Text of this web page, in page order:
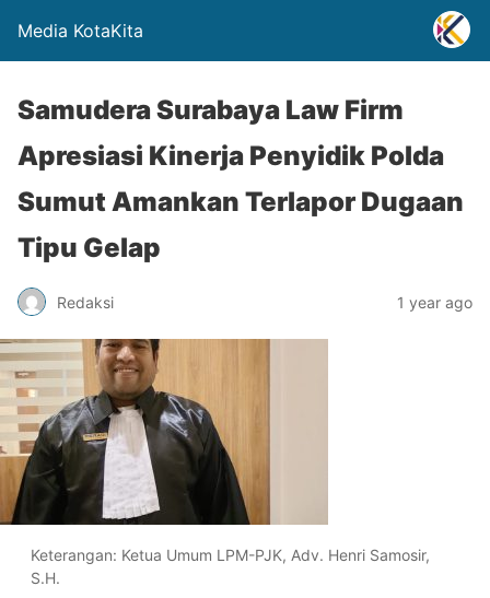
Media KotaKita
Samudera Surabaya Law Firm
Apresiasi Kinerja Penyidik Polda
Sumut Amankan Terlapor Dugaan
Tipu Gelap
Redaksi 1 year ago
Keterangan: Ketua Umum LPM-PJK, Adv. Henri Samosir,
S.H.